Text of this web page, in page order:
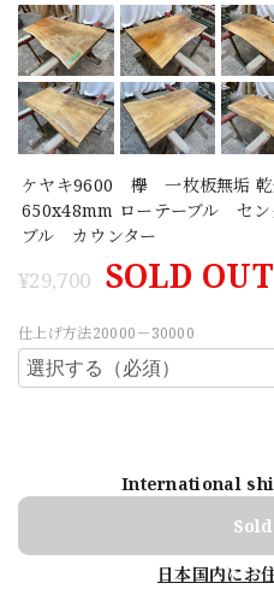
ケヤキ9600 欅 一枚板無垢
650x48mm ローテーブル セ
ブル カウンター
¥29,700 SOLD OUT
仕上げ方法20000－30000
International
日本国内にお